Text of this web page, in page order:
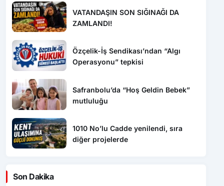
VATANDAŞIN SON SIĞINAĞI DA
ZAMLANDI!
Özçelik-İş Sendikası’ndan “Algı
Operasyonu” tepkisi
Safranbolu’da “Hoş Geldin Bebek”
mutluluğu
1010 No’lu Cadde yenilendi, sıra
diğer projelerde
Son Dakika